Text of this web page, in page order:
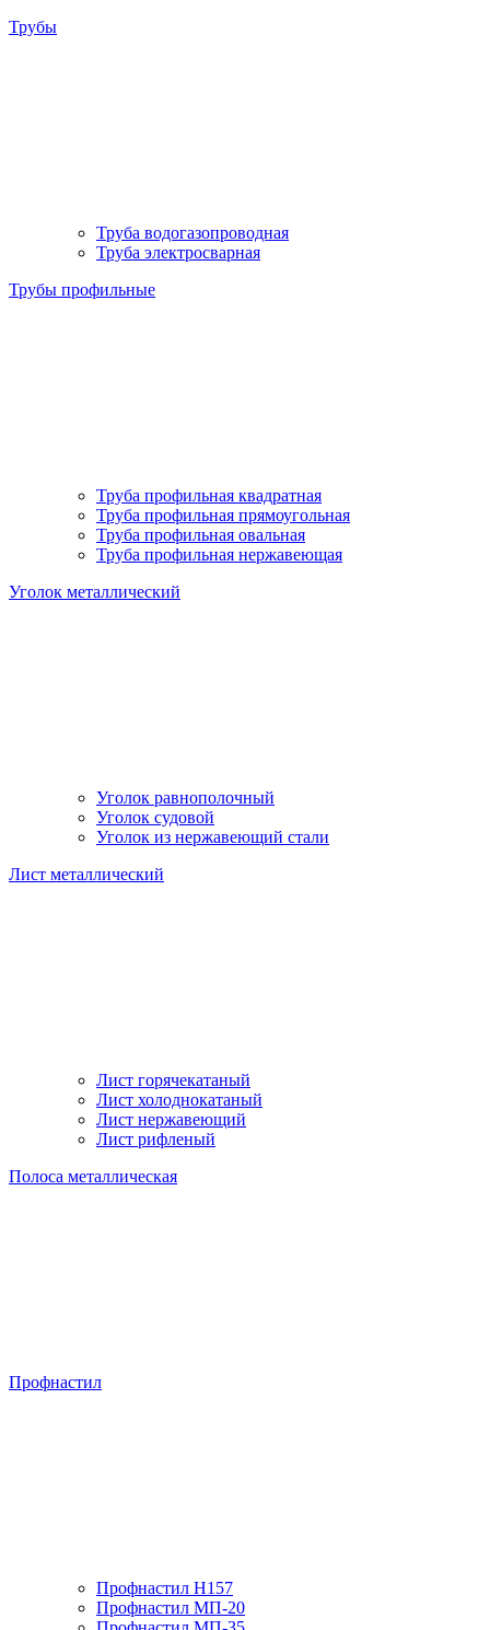
Трубы
Труба водогазопроводная
Труба электросварная
Трубы профильные
Труба профильная квадратная
Труба профильная прямоугольная
Труба профильная овальная
Труба профильная нержавеющая
Уголок металлический
Уголок равнополочный
Уголок судовой
Уголок из нержавеющий стали
Лист металлический
Лист горячекатаный
Лист холоднокатаный
Лист нержавеющий
Лист рифленый
Полоса металлическая
Профнастил
Профнастил H157
Профнастил МП-20